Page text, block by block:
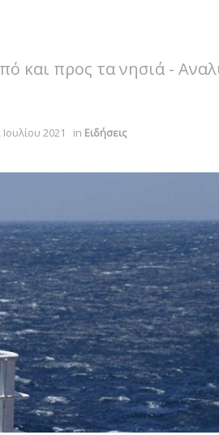
και προς τα νησιά -
Ιουλίου 2021 in Ειδήσεις